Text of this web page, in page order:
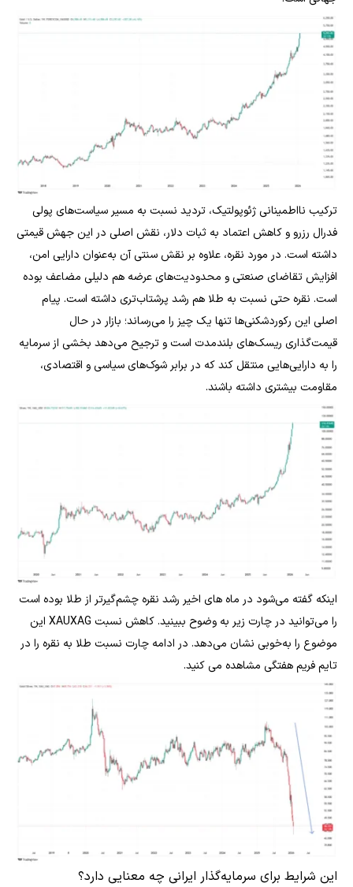
ترکیب نااطمینانی ژئوپولتیک، تردید نسبت به مسیر سیاست‌های پولی
فدرال رزرو و کاهش اعتماد به ثبات دلار، نقش اصلی در این جهش قیمتی
داشته است. در مورد نقره، علاوه بر نقش سنتی آن به‌عنوان دارایی امن،
افزایش تقاضای صنعتی و محدودیت‌های عرضه هم دلیلی مضاعف بوده
است. نقره حتی نسبت به طلا هم رشد پرشتاب‌تری داشته است. پیام
اصلی این رکوردشکنی‌ها تنها یک چیز را می‌رساند؛ بازار در حال
قیمت‌گذاری ریسک‌های بلندمدت است و ترجیح می‌دهد بخشی از سرمایه
را به دارایی‌هایی منتقل کند که در برابر شوک‌های سیاسی و اقتصادی،
مقاومت بیشتری داشته باشند.
اینکه گفته می‌شود در ماه های اخیر رشد نقره چشم‌گیر‌تر از طلا بوده است
را می‌توانید در چارت زیر به وضوح ببینید. کاهش نسبت XAUXAG‌ این
موضوع را به‌خوبی نشان می‌دهد. در ادامه چارت نسبت طلا به نقره را در
تایم فریم هفتگی مشاهده می کنید.
این شرایط برای سرمایه‌گذار ایرانی چه معنایی دارد؟